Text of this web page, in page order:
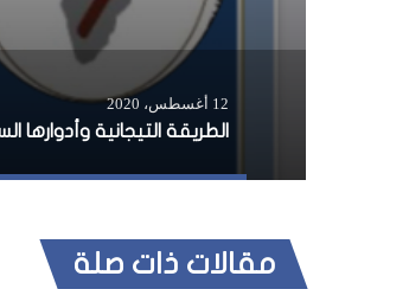
12 أغسطس، 2020
مقالات ذات صلة